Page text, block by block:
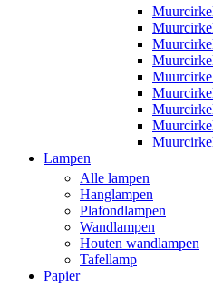
Lampen
Alle lampen
Hanglampen
Plafondlampen
Wandlampen
Houten wandlampen
Tafellamp
Papier